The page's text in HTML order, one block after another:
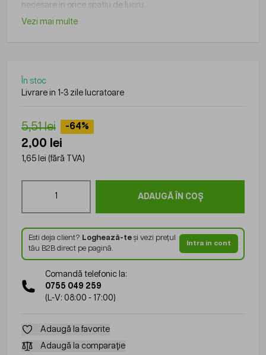
necesare in orice spatiu de lucru.
Vezi mai multe
În stoc
Livrare in 1-3 zile lucratoare
5,51 lei -64%
2,00 lei
1,65 lei (fără TVA)
ADAUGĂ ÎN COȘ
Esti deja client? Loghează-teși vezi prețul
tău B2B direct pe pagină.
Intra in cont
Comandă telefonic la:
0755 049 259
(L-V: 08:00 - 17:00)
Adaugă la favorite
Adaugă la comparație